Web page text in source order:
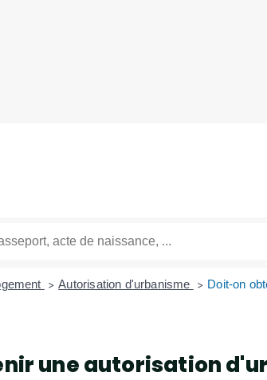
> Autorisation d'urbanisme > Doit-on
une autorisation